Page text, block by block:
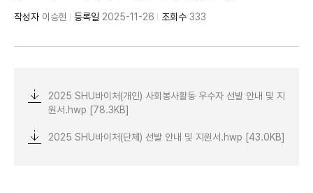
작성자 이승현 등록일 2025-11-26 조회수 333
2025 SHU바이처(개인) 사회봉사활동 우수자 선발 안내 및 지
원서.hwp [78.3KB]
2025 SHU바이처(단체) 선발 안내 및 지원서.hwp [43.0KB]